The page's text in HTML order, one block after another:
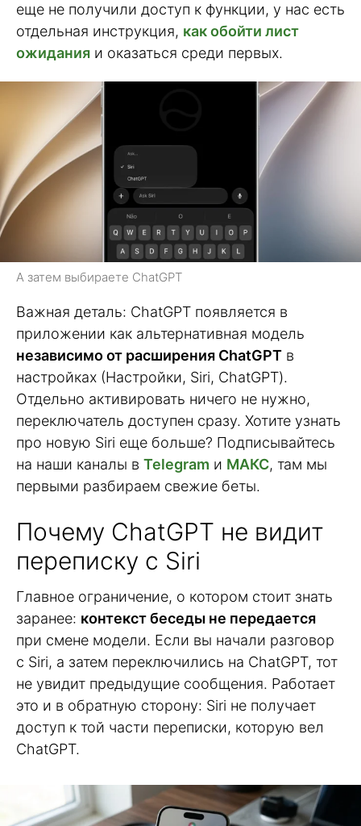
еще не получили доступ к функции, у нас есть
отдельная инструкция, как обойти лист
ожидания и оказаться среди первых.
А затем выбираете ChatGPT
Важная деталь: ChatGPT появляется в
приложении как альтернативная модель
независимо от расширения ChatGPT в
настройках (Настройки, Siri, ChatGPT).
Отдельно активировать ничего не нужно,
переключатель доступен сразу. Хотите узнать
про новую Siri еще больше? Подписывайтесь
на наши каналы в Telegram и МАКС, там мы
первыми разбираем свежие беты.
Почему ChatGPT не видит
переписку с Siri
Главное ограничение, о котором стоит знать
заранее: контекст беседы не передается
при смене модели. Если вы начали разговор
с Siri, а затем переключились на ChatGPT, тот
не увидит предыдущие сообщения. Работает
это и в обратную сторону: Siri не получает
доступ к той части переписки, которую вел
ChatGPT.